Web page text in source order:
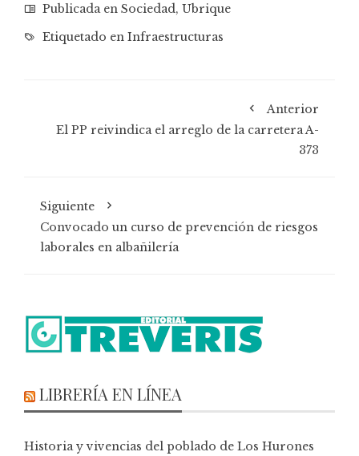
Publicada en Sociedad, Ubrique
Etiquetado en Infraestructuras
Anterior
El PP reivindica el arreglo de la carretera A-
373
Siguiente
Convocado un curso de prevención de riesgos
laborales en albañilería
LIBRERÍA EN LÍNEA
Historia y vivencias del poblado de Los Hurones